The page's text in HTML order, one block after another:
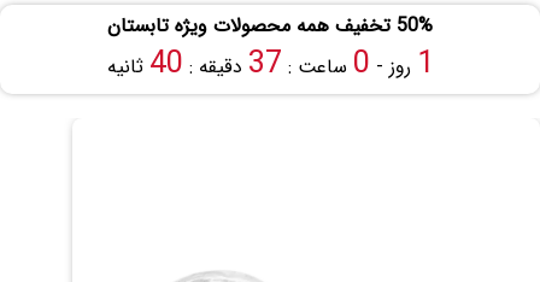
50% تخفیف همه محصولات ویژه تابستان
1 روز - 0 ساعت : 37 دقیقه : 39 ثانیه